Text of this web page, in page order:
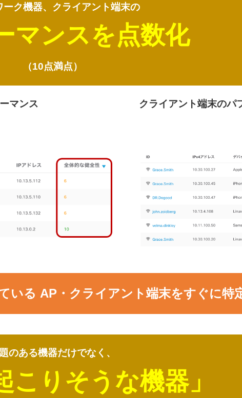
ーク機器、クライアント端末の
マンスを点数化
（10点満点）
マンス クライアント端末のパ
いる AP・クライアント端末をすぐに特
のある機器だけでなく、
こりそうな機器」